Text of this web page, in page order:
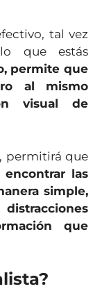
tal vez
que estás
permite que
al mismo
visual de
permitirá que
las
simple,
que